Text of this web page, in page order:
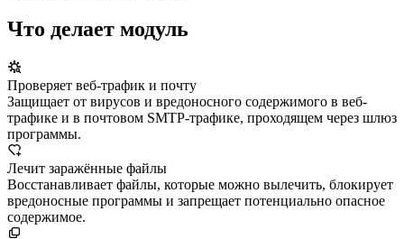
Что делает модуль
Проверяет веб-трафик и почту
Защищает от вирусов и вредоносного содержимого в веб-
трафике и в почтовом SMTP-трафике, проходящем через шлюз
программы.
Лечит заражённые файлы
Восстанавливает файлы, которые можно вылечить, блокирует
вредоносные программы и запрещает потенциально опасное
содержимое.